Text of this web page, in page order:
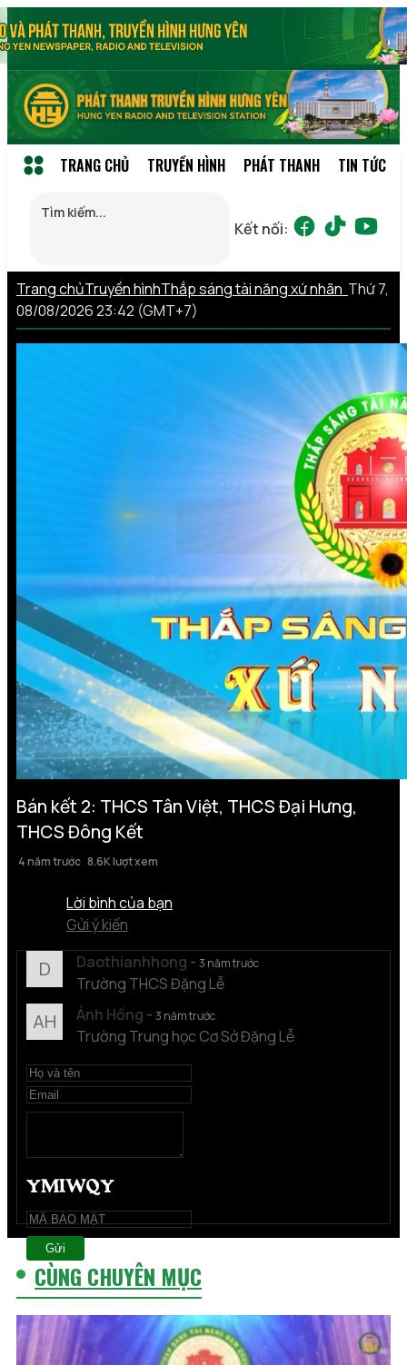
TRANG CHỦ TRUYỀN HÌNH PHÁT THANH TIN TỨC
Kết nối:
Trang chủTruyền hìnhThắp sáng tài năng xứ nhãn Thứ 7,
08/08/2026 23:42 (GMT+7)
Bán kết 2: THCS Tân Việt, THCS Đại Hưng,
THCS Đông Kết
4 năm trước 8.6K lượt xem
Lời bình của bạn
Gửi ý kiến
D Daothianhhong - 3 năm trước
Trường THCS Đặng Lễ
AH Ánh Hồng - 3 năm trước
Trường Trung học Cơ Sở Đặng Lễ
Gửi
CÙNG CHUYÊN MỤC